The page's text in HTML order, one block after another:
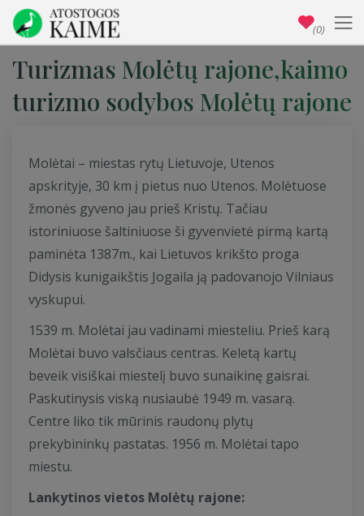
Turizmas Molėtų rajone,kaimo
turizmo sodybos Molėtų rajone
Molėtai – miestas rytų Lietuvoje, Utenos
apskrityje, 30 km į pietus nuo Utenos. Molėtuose
žmonės gyveno jau prieš Kristų. Tačiau
istoriniuose šaltiniuose ši gyvenvietė pirmą kartą
paminėta 1387m., kai Lietuvos krikšto proga
Didysis kunigaikštis Jogaila ją padovanojo Vilniaus
vyskupui.
1539 m. Molėtai jau vadinami miesteliu. Prieš karą
Molėtai buvo valsčiaus centras. Keletą kartų
beveik visiškai miestelį buvo sunaikinę gaisrai.
Paskutinysis viską nusiaubė 1949 m. vasarą.
Centre liko tik mūrinis raudonų plytų
prekybininkų pastatas. 1956 m. Molėtai tapo
miestu.
Lankytinos vietos Molėtų rajone:
(0)